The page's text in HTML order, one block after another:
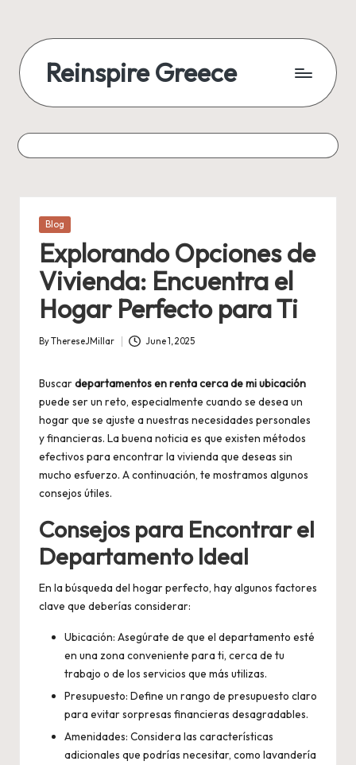
Reinspire Greece
Posted
Blog
Explorando Opciones de
Vivienda: Encuentra el
Hogar Perfecto para Ti
Posted
ByThereseJMillar June 1, 2025
Buscardepartamentos en renta cerca de mi ubicación
puede ser un reto, especialmente cuando se desea un
hogar que se ajuste a nuestras necesidades personales
y financieras. La buena noticia es que existen métodos
efectivos para encontrar la vivienda que deseas sin
mucho esfuerzo. A continuación, te mostramos algunos
consejos útiles.
Consejos para Encontrar el
Departamento Ideal
En la búsqueda del hogar perfecto, hay algunos factores
clave que deberías considerar:
Ubicación: Asegúrate de que el departamento esté
en una zona conveniente para ti, cerca de tu
trabajo o de los servicios que más utilizas.
Presupuesto: Define un rango de presupuesto claro
para evitar sorpresas financieras desagradables.
Amenidades: Considera las características
adicionales que podrías necesitar, como lavandería